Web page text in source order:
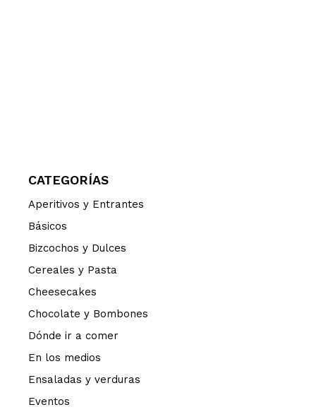
CATEGORÍAS
Aperitivos y Entrantes
Básicos
Bizcochos y Dulces
Cereales y Pasta
Cheesecakes
Chocolate y Bombones
Dónde ir a comer
En los medios
Ensaladas y verduras
Eventos